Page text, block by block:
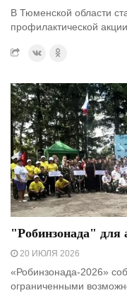
В Тюменской области
профилактической
"Робинзонада" для
20 ИЮЛЯ 2026
«Робинзонада-2026»
ограниченными